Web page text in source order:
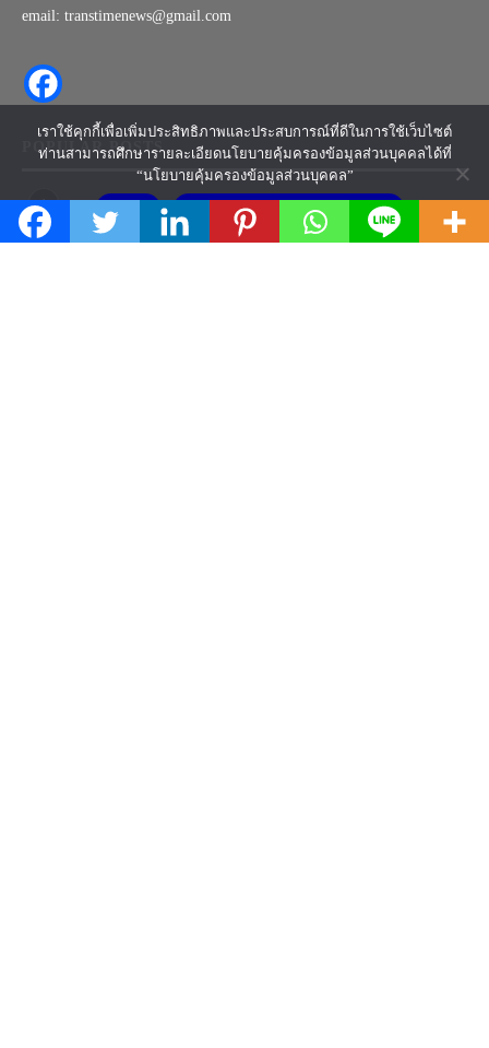
email: transtimenews@gmail.com
POPULAR POSTS
1
ค่ารถไฟฟ้าไทย มุ่งสู่อันดับ 1 แพงที่สุดในโลก!
เร่งเครื่องแซง “ลอนดอน-สิงคโปร์” เรียบร้อย
เราใช้คุกกี้เพื่อเพิ่มประสิทธิภาพและประสบการณ์ที่ดีในการใช้เว็บไซต์
ท่านสามารถศึกษารายละเอียดนโยบายคุ้มครองข้อมูลส่วนบุคคลได้ที่
“นโยบายคุ้มครองข้อมูลส่วนบุคคล”
ยอมรับ นโยบายคุ้มครองข้อมูลส่วนบุคคล